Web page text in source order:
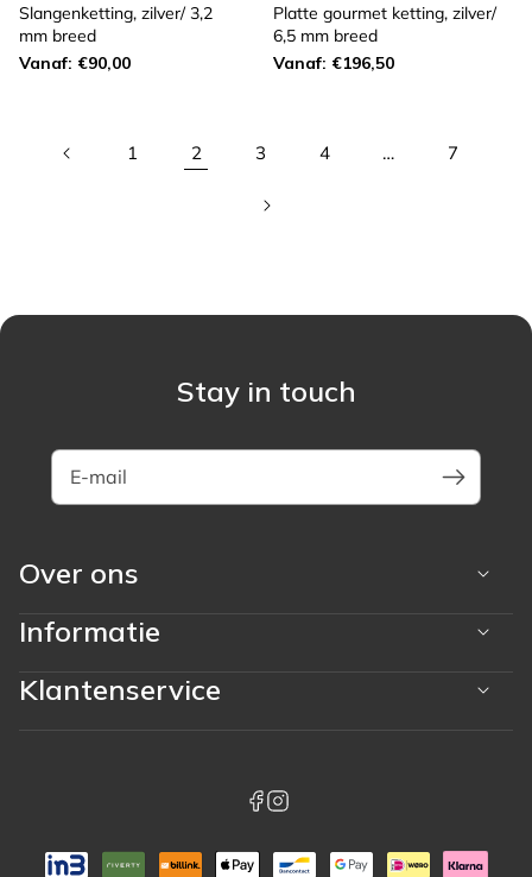
Slangenketting, zilver/ 3,2
mm breed
Normale
Vanaf: €90,00
Platte gourmet ketting, zilver/
6,5 mm breed
Normale
Vanaf: €196,50
1 2 3 4 … 7
Stay in touch
E-mail
Over ons
Informatie
Klantenservice
facebook
instagram
whatsapp